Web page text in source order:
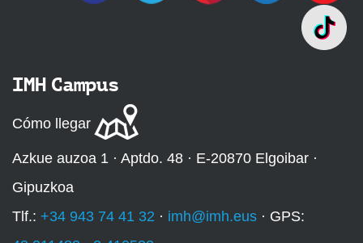
IMH Campus
Cómo llegar
Azkue auzoa 1 · Aptdo. 48 · E-20870 Elgoibar ·
Gipuzkoa
Tlf.: +34 943 74 41 32 · imh@imh.eus · GPS: